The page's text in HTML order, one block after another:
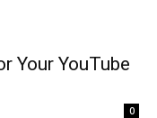
Your YouTube
0